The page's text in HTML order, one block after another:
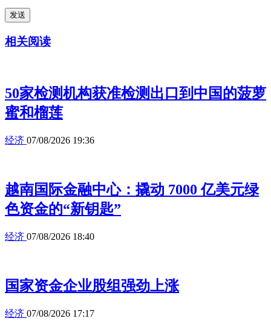
发送
相关阅读
50家检测机构获准检测出口到中国的菠萝
蜜和榴莲
经济 07/08/2026 19:36
越南国际金融中心：撬动 7000 亿美元绿
色资金的“新钥匙”
经济 07/08/2026 18:40
国家资金企业股组强劲上涨
经济 07/08/2026 17:17